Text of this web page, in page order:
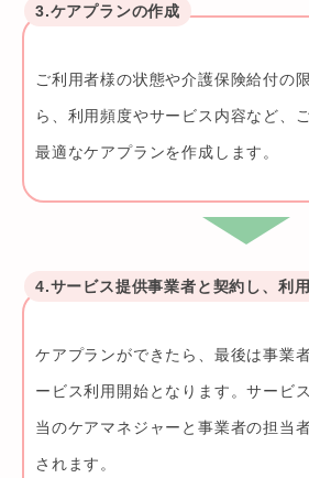
3.ケアプランの作成
ご利用者様の状態や介護保険給付の
ら、利用頻度やサービス内容など、
最適なケアプランを作成します。
4.サービス提供事業者と契約し、利
ケアプランができたら、最後は事業
ービス利用開始となります。サービ
当のケアマネジャーと事業者の担当
されます。